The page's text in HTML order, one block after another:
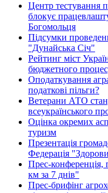
Центр тестування
блокує
Богомольця
Підсумки
"Дунайська Січ"
Рейтинг міст
бюджетного
Оподаткування
податкові пільги?
Ветерани АТО
всеукраїнського
Оцінка окремих
туризм
Презентація
Федерація
Прес-конференція,
км за 7 днів"
Прес-брифінг